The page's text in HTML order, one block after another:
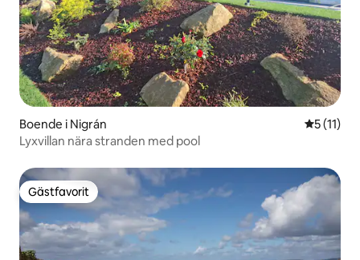
Boende i Nigrán 5 av 5 i
5 (11)
Lyxvillan nära stranden med pool
Gästfavorit
Gästfavorit